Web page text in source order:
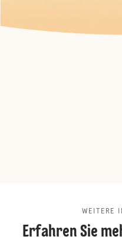
WEITERE
Erfahren Sie